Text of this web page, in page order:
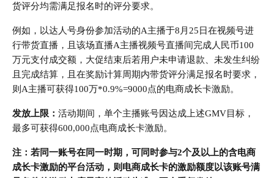
货评分均需满足报名时的评分要求。
例如，以达人号身份参加活动的A主播于8月25日在视频号进
行带货直播，且该场直播A主播视频号直播间完成人民币100
万元支付成交额，大促结束后若用户未申请退款、未发生纠纷
且完成结算，且在奖励计算周期内带货评分满足报名时要求，
则A主播可获得100万*0.9%=9000点的电商成长卡激励。
发放上限： 活动期间，单个主播账号因达成上述GMV目标，
最多可获得600,000点电商成长卡激励。
注：若同一账号在同一时期，可同时参与2个及以上的含电商
成长卡激励的平台活动，则电商成长卡的激励额度以该账号满